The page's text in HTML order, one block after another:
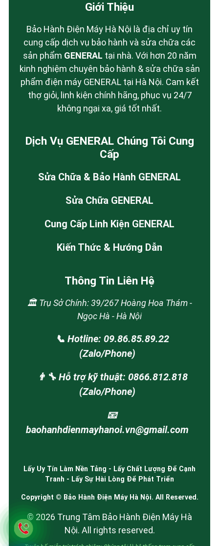
Giới Thiệu
Bảo Hành Điện Máy Hà Nội là địa chỉ uy tín
cung cấp dịch vụ bảo hành và sửa chữa các
sản phẩm GENERAL tại nhà. Với hơn 20 năm
kinh nghiệm chuyên bảo hành & sửa chữa sản
phẩm điện máy GENERAL tại Hà Nội. Cam kết
thợ giỏi, linh kiện chính hãng, phục vụ 24/7
không ngại xa, giá tốt nhất.
Dịch Vụ GENERAL Chúng Tôi Cung
Cấp
Sửa Chữa & Bảo Hành GENERAL
Sửa Chữa GENERAL
Cung Cấp Linh Kiện GENERAL
Kiến Thức & Hướng Dẫn
Thông Tin Liên Hệ
🏛️ Trụ Sở Chính: 39/267 Hoàng Hoa Thám -
Ngọc Hà - Hà Nội
📞 Hotline: 09.86.85.89.22
(Zalo/Phone)
👨‍🔧 Hỗ trợ kỹ thuật: 0866.812.818
(Zalo/Phone)
📧
baohanhdienmayhanoi.vn@gmail.com
Lấy Uy Tín Làm Nền Tảng - Lấy Chất Lượng Để Cạnh
Tranh - Lấy Sự Hài Lòng Để Phát Triển
Copyright © Bảo Hành Điện Máy Hà Nội. All Reserved.
© 2026 Trung Tâm Bảo Hành Điện Máy Hà
Nội. All rights reserved.